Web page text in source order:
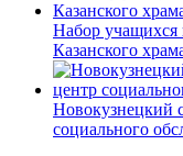
Набор учащихся
Казанского
Новокузнецкий
социального